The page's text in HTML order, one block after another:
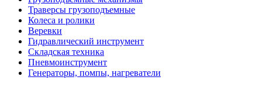
Траверсы грузоподъемные
Колеса и ролики
Веревки
Гидравлический инструмент
Складская техника
Пневмоинструмент
Генераторы, помпы, нагреватели